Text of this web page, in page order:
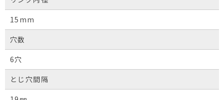
15mm
穴数
6穴
とじ穴間隔